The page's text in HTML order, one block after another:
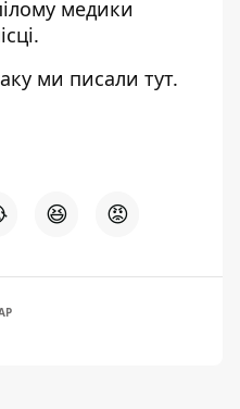
медики
ми писали тут.
😆 😡